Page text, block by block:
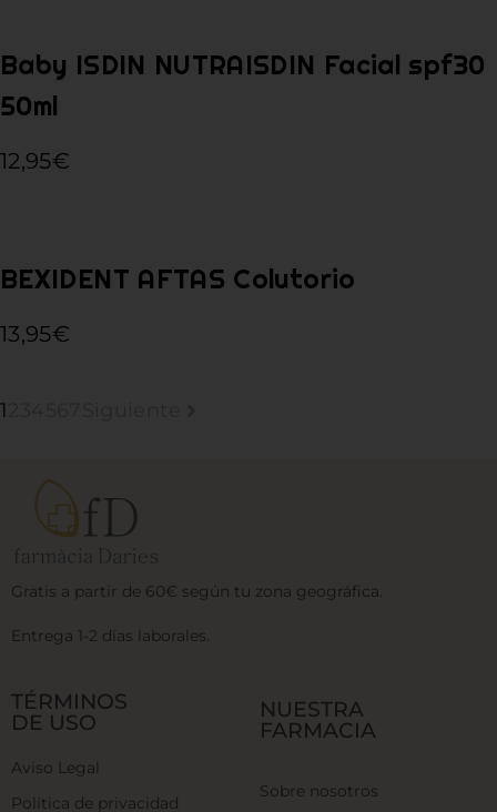
Baby ISDIN NUTRAISDIN Facial spf30
50ml
12,95€
BEXIDENT AFTAS Colutorio
13,95€
1
Gratis a partir de 60€ según tu zona geográfica.
Entrega 1-2 días laborales.
TÉRMINOS
DE USO
Aviso Legal
Política de privacidad
NUESTRA
FARMACIA
Sobre nosotros